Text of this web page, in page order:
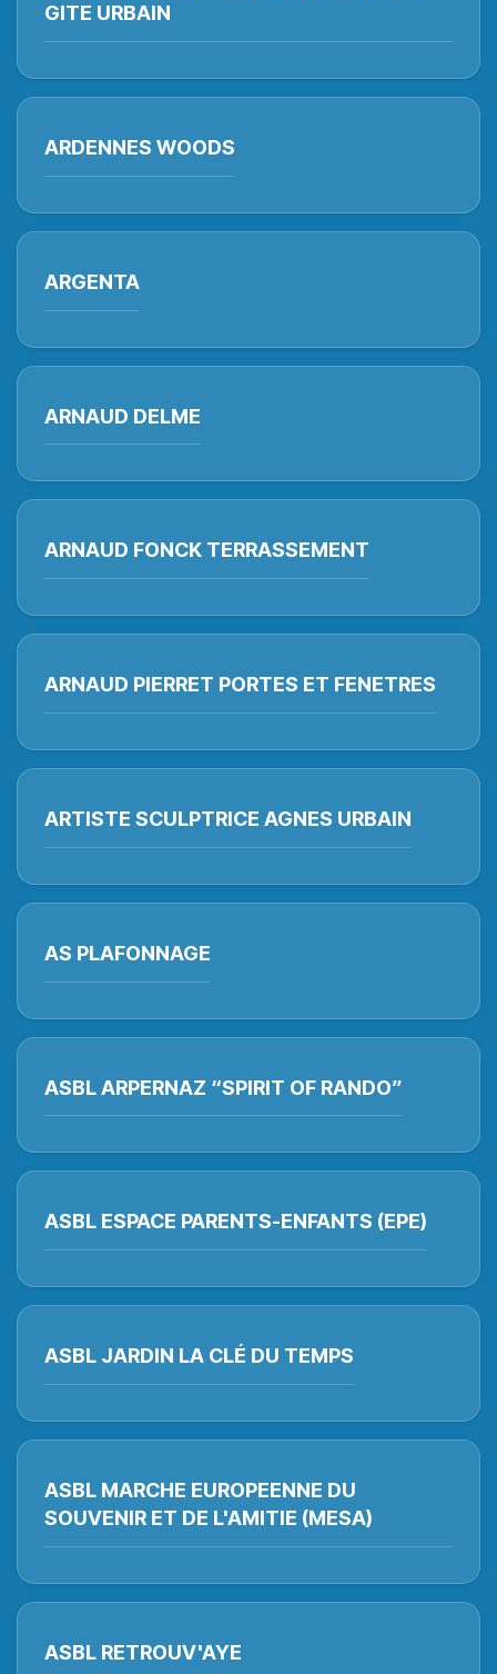
GITE URBAIN
ARDENNES WOODS
ARGENTA
ARNAUD DELME
ARNAUD FONCK TERRASSEMENT
ARNAUD PIERRET PORTES ET FENETRES
ARTISTE SCULPTRICE AGNES URBAIN
AS PLAFONNAGE
ASBL ARPERNAZ “SPIRIT OF RANDO”
ASBL ESPACE PARENTS-ENFANTS (EPE)
ASBL JARDIN LA CLÉ DU TEMPS
ASBL MARCHE EUROPEENNE DU
SOUVENIR ET DE L'AMITIE (MESA)
ASBL RETROUV'AYE